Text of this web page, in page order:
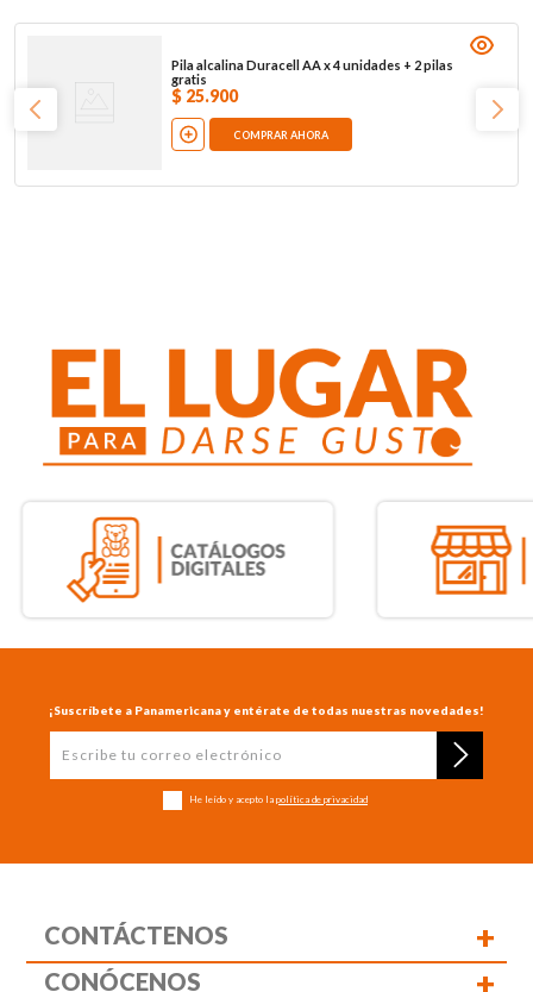
Pila alcalina Duracell AA x 4 unidades + 2 pilas
gratis
$ 25.900
COMPRAR AHORA
¡Suscríbete a Panamericana y entérate de todas nuestras novedades!
He leído y acepto la política de privacidad
CONTÁCTENOS +
CONÓCENOS +